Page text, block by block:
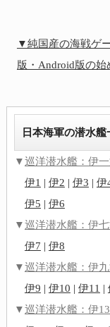
▼純国産の海戦ゲ
版・Android版の始
日本海軍の潜水艦
▼巡洋潜水艦：伊
伊1 | 伊2 | 伊3 | 伊
伊5 | 伊6
▼巡洋潜水艦：伊
伊7 | 伊8
▼巡洋潜水艦：伊
伊9 | 伊10 | 伊11 |
▼巡洋潜水艦：伊